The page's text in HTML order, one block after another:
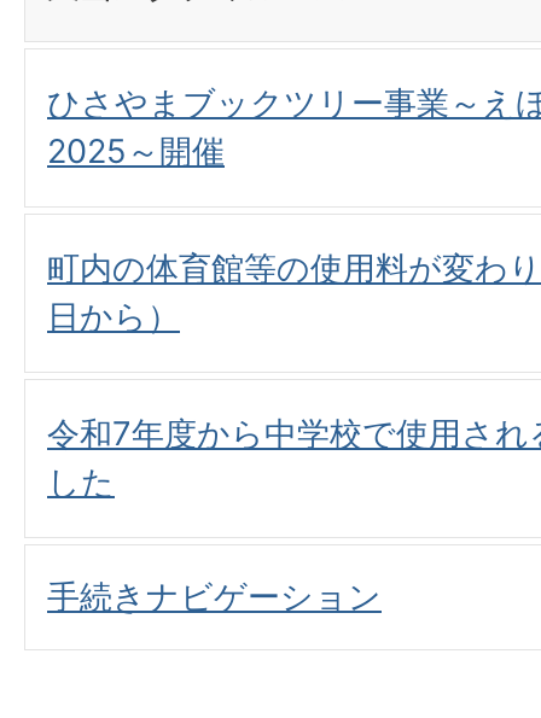
ひさやまブックツリー事業～え
2025～開催
町内の体育館等の使用料が変わ
日から）
令和7年度から中学校で使用さ
した
手続きナビゲーション